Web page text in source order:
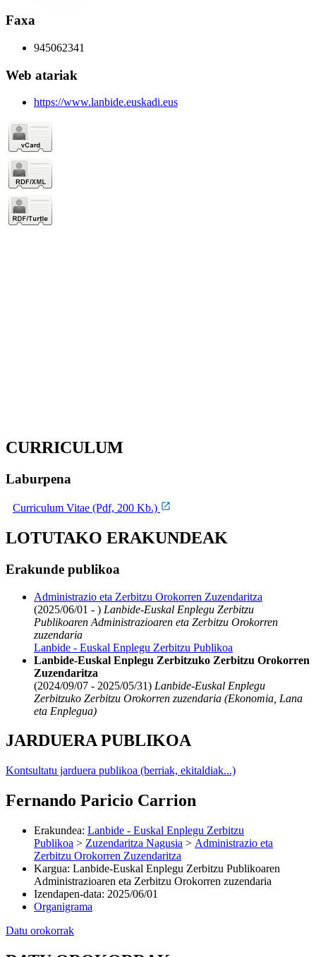
Faxa
945062341
Web atariak
https://www.lanbide.euskadi.eus
CURRICULUM
Laburpena
Curriculum Vitae (Pdf, 200 Kb.)
LOTUTAKO ERAKUNDEAK
Erakunde publikoa
Administrazio eta Zerbitzu Orokorren Zuzendaritza
(2025/06/01 - ) Lanbide-Euskal Enplegu Zerbitzu
Publikoaren Administrazioaren eta Zerbitzu Orokorren
zuzendaria
Lanbide - Euskal Enplegu Zerbitzu Publikoa
Lanbide-Euskal Enplegu Zerbitzuko Zerbitzu Orokorren
Zuzendaritza
(2024/09/07 - 2025/05/31) Lanbide-Euskal Enplegu
Zerbitzuko Zerbitzu Orokorren zuzendaria (Ekonomia, Lana
eta Enplegua)
JARDUERA PUBLIKOA
Kontsultatu jarduera publikoa (berriak, ekitaldiak...)
Fernando Paricio Carrion
Erakundea: Lanbide - Euskal Enplegu Zerbitzu
Publikoa > Zuzendaritza Nagusia > Administrazio eta
Zerbitzu Orokorren Zuzendaritza
Kargua: Lanbide-Euskal Enplegu Zerbitzu Publikoaren
Administrazioaren eta Zerbitzu Orokorren zuzendaria
Izendapen-data: 2025/06/01
Organigrama
Datu orokorrak